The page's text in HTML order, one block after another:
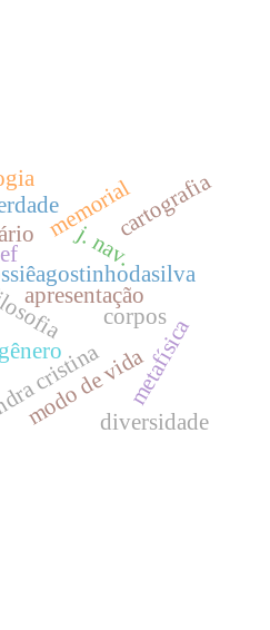
apresentação
j. nav.
cristina
memorial
corpos
metafísica
modo de vida
cartografia
gênero
diversidade